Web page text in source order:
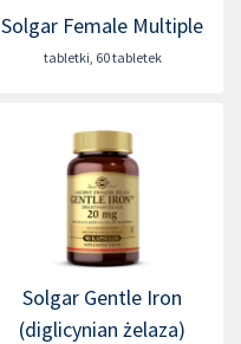
Solgar Female Multiple
tabletki, 60 tabletek
Solgar Gentle Iron
(diglicynian żelaza)